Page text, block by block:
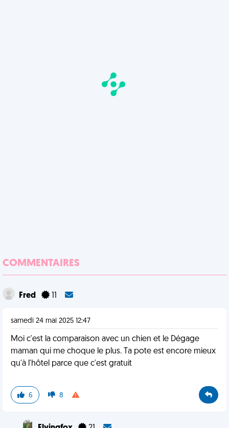
COMMENTAIRES
Fred
samedi 24 mai 2025 12:47
Moi c'est la comparaison avec un chien et le Dégage
maman qui me choque le plus. Ta pote est encore mieux
qu'à l'hôtel parce que c'est gratuit
6 8